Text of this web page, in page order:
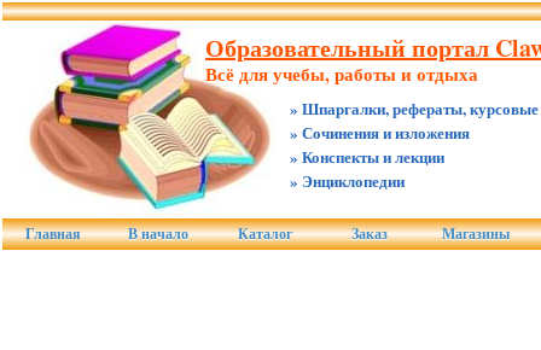
Образовательный портал
Всё для учебы, работы и отдыха
» Шпаргалки, рефераты, курсовые
» Сочинения и изложения
» Конспекты и лекции
» Энциклопедии
Главная В начало Каталог Заказ Магазины